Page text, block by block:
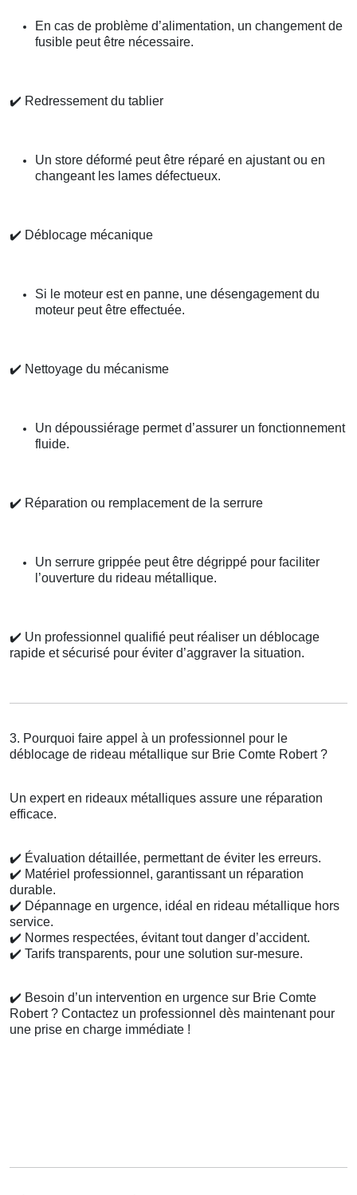
En cas de problème d’alimentation, un changement de
fusible peut être nécessaire.
✔️ Redressement du tablier
Un store déformé peut être réparé en ajustant ou en
changeant les lames défectueux.
✔️ Déblocage mécanique
Si le moteur est en panne, une désengagement du
moteur peut être effectuée.
✔️ Nettoyage du mécanisme
Un dépoussiérage permet d’assurer un fonctionnement
fluide.
✔️ Réparation ou remplacement de la serrure
Un serrure grippée peut être dégrippé pour faciliter
l’ouverture du rideau métallique.
✔️ Un professionnel qualifié peut réaliser un déblocage
rapide et sécurisé pour éviter d’aggraver la situation.
3. Pourquoi faire appel à un professionnel pour le
déblocage de rideau métallique sur Brie Comte Robert ?
Un expert en rideaux métalliques assure une réparation
efficace.
✔️ Évaluation détaillée, permettant de éviter les erreurs.
✔️ Matériel professionnel, garantissant un réparation
durable.
✔️ Dépannage en urgence, idéal en rideau métallique hors
service.
✔️ Normes respectées, évitant tout danger d’accident.
✔️ Tarifs transparents, pour une solution sur-mesure.
✔️ Besoin d’un intervention en urgence sur Brie Comte
Robert ? Contactez un professionnel dès maintenant pour
une prise en charge immédiate !